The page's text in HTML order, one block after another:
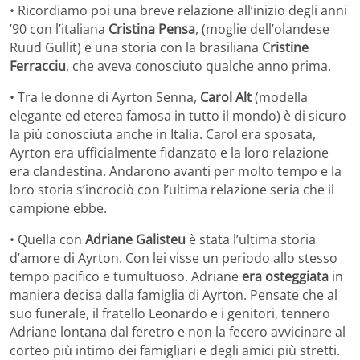
• Ricordiamo poi una breve relazione all’inizio degli anni
’90 con l’italiana Cristina Pensa, (moglie dell’olandese
Ruud Gullit) e una storia con la brasiliana Cristine
Ferracciu, che aveva conosciuto qualche anno prima.
• Tra le donne di Ayrton Senna, Carol Alt(modella
elegante ed eterea famosa in tutto il mondo) è di sicuro
la più conosciuta anche in Italia. Carol era sposata,
Ayrton era ufficialmente fidanzato e la loro relazione
era clandestina. Andarono avanti per molto tempo e la
loro storia s’incrociò con l’ultima relazione seria che il
campione ebbe.
• Quella con Adriane Galisteu è stata l’ultima storia
d’amore di Ayrton. Con lei visse un periodo allo stesso
tempo pacifico e tumultuoso. Adriane era osteggiata in
maniera decisa dalla famiglia di Ayrton. Pensate che al
suo funerale, il fratello Leonardo e i genitori, tennero
Adriane lontana dal feretro e non la fecero avvicinare al
corteo più intimo dei famigliari e degli amici più stretti.